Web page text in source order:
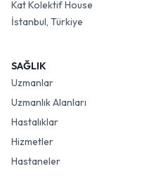
Kat Kolektif House
İstanbul, Türkiye
SAĞLIK
Uzmanlar
Uzmanlık Alanları
Hastalıklar
Hizmetler
Hastaneler